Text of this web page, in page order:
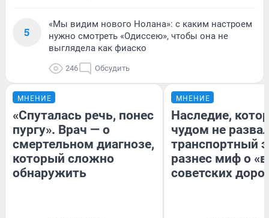
5
«Мы видим нового Нолана»: с каким настроем
нужно смотреть «Одиссею», чтобы она не
выглядела как фиаско
246 Обсудить
МНЕНИЕ
«Спуталась речь, понес
пургу». Врач — о
смертельном диагнозе,
который сложно
обнаружить
МНЕНИЕ
Наследие,
чудом не
транспортный
разнес миф о
советских